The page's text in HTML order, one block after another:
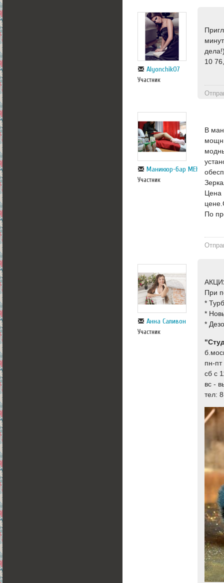
Alyonchik07
Участник
10
Маникюр-бар МЕКО
Участник
В
Цена
По
Анна Саливон
Участник
При
*
*
*
пн-
сб с
вс -
тел: